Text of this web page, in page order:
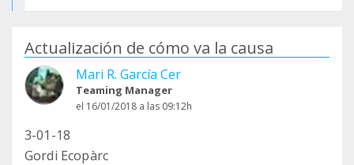
Actualización de cómo va la causa
Mari R. García Cer
Teaming Manager
el 16/01/2018 a las 09:12h
3-01-18
Gordi Ecopàrc